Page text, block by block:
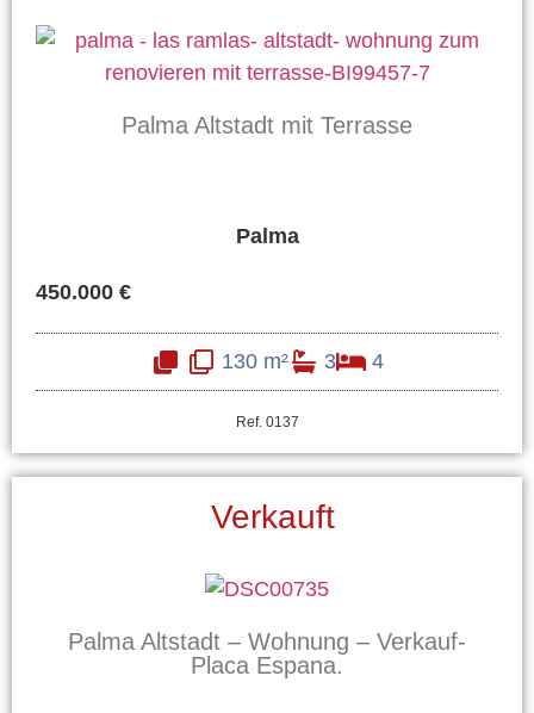
Palma Altstadt mit Terrasse
Palma
450.000 €
130 m² 3 4
Ref. 0137
Verkauft
Palma Altstadt – Wohnung – Verkauf-
Placa Espana.